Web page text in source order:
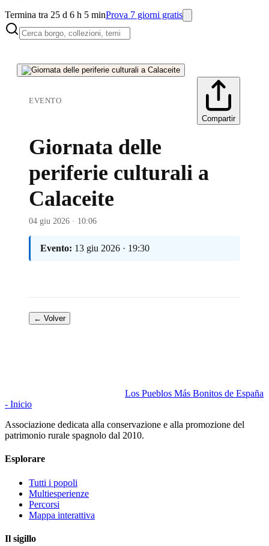
Termina tra 25 d 6 h 5 minProva 7 giorni gratis
EVENTO
Compartir
Giornata delle
periferie culturali a
Calaceite
04 giu 2026 · 10:06
Evento: 13 giu 2026 · 19:30
← Volver
Los Pueblos Más Bonitos de España
- Inicio
Associazione dedicata alla conservazione e alla promozione del
patrimonio rurale spagnolo dal 2010.
Esplorare
Tutti i popoli
Multiesperienze
Percorsi
Mappa interattiva
Il sigillo